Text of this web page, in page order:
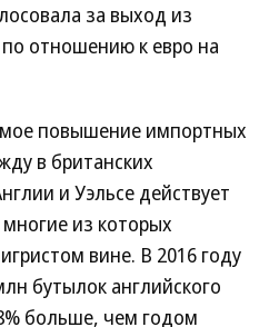
за выход из
отношению к евро на
повышение импортных
в британских
и Уэльсе действует
из которых
вине. В 2016 году
бутылок английского
больше, чем годом